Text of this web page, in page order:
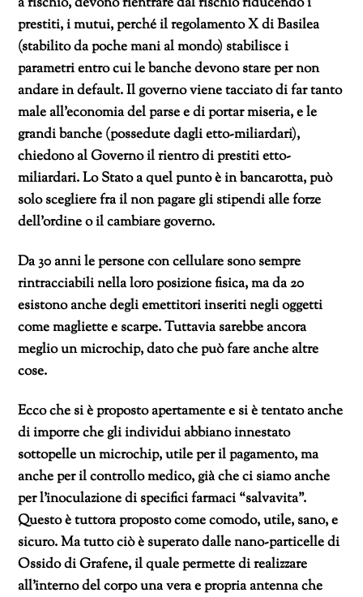
prestiti, i mutui, perché il regolamento X di Basilea
(stabilito da poche mani al mondo) stabilisce i
parametri entro cui le banche devono stare per non
andare in default. Il governo viene tacciato di far tanto
male all’economia del parse e di portar miseria, e le
grandi banche (possedute dagli etto-miliardari),
chiedono al Governo il rientro di prestiti etto-
miliardari. Lo Stato a quel punto è in bancarotta, può
solo scegliere fra il non pagare gli stipendi alle forze
dell’ordine o il cambiare governo.
Da 30 anni le persone con cellulare sono sempre
rintracciabili nella loro posizione fisica, ma da 20
esistono anche degli emettitori inseriti negli oggetti
come magliette e scarpe. Tuttavia sarebbe ancora
meglio un microchip, dato che può fare anche altre
cose.
Ecco che si è proposto apertamente e si è tentato anche
di imporre che gli individui abbiano innestato
sottopelle un microchip, utile per il pagamento, ma
anche per il controllo medico, già che ci siamo anche
per l’inoculazione di specifici farmaci “salvavita”.
Questo è tuttora proposto come comodo, utile, sano, e
sicuro. Ma tutto ciò è superato dalle nano-particelle di
Ossido di Grafene, il quale permette di realizzare
all’interno del corpo una vera e propria antenna che